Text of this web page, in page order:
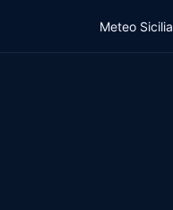
Meteo Sicilia